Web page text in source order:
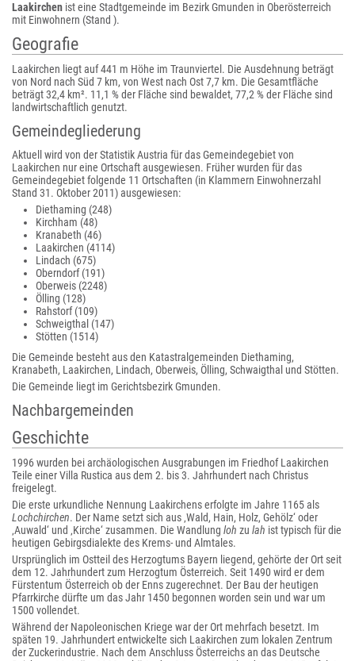
Laakirchen ist eine Stadtgemeinde im Bezirk Gmunden in Oberösterreich
mit Einwohnern (Stand ).
Geografie
Laakirchen liegt auf 441 m Höhe im Traunviertel. Die Ausdehnung beträgt
von Nord nach Süd 7 km, von West nach Ost 7,7 km. Die Gesamtfläche
beträgt 32,4 km². 11,1 % der Fläche sind bewaldet, 77,2 % der Fläche sind
landwirtschaftlich genutzt.
Gemeindegliederung
Aktuell wird von der Statistik Austria für das Gemeindegebiet von
Laakirchen nur eine Ortschaft ausgewiesen. Früher wurden für das
Gemeindegebiet folgende 11 Ortschaften (in Klammern Einwohnerzahl
Stand 31. Oktober 2011) ausgewiesen:
Diethaming (248)
Kirchham (48)
Kranabeth (46)
Laakirchen (4114)
Lindach (675)
Oberndorf (191)
Oberweis (2248)
Ölling (128)
Rahstorf (109)
Schweigthal (147)
Stötten (1514)
Die Gemeinde besteht aus den Katastralgemeinden Diethaming,
Kranabeth, Laakirchen, Lindach, Oberweis, Ölling, Schwaigthal und Stötten.
Die Gemeinde liegt im Gerichtsbezirk Gmunden.
Nachbargemeinden
Geschichte
1996 wurden bei archäologischen Ausgrabungen im Friedhof Laakirchen
Teile einer Villa Rustica aus dem 2. bis 3. Jahrhundert nach Christus
freigelegt.
Die erste urkundliche Nennung Laakirchens erfolgte im Jahre 1165 als
Lochchirchen. Der Name setzt sich aus ‚Wald, Hain, Holz, Gehölz‘ oder
‚Auwald‘ und ‚Kirche‘ zusammen. Die Wandlung loh zu lah ist typisch für die
heutigen Gebirgsdialekte des Krems- und Almtales.
Ursprünglich im Ostteil des Herzogtums Bayern liegend, gehörte der Ort seit
dem 12. Jahrhundert zum Herzogtum Österreich. Seit 1490 wird er dem
Fürstentum Österreich ob der Enns zugerechnet. Der Bau der heutigen
Pfarrkirche dürfte um das Jahr 1450 begonnen worden sein und war um
1500 vollendet.
Während der Napoleonischen Kriege war der Ort mehrfach besetzt. Im
späten 19. Jahrhundert entwickelte sich Laakirchen zum lokalen Zentrum
der Zuckerindustrie. Nach dem Anschluss Österreichs an das Deutsche